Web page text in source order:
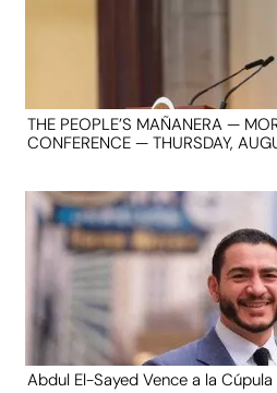
THE PEOPLE’S MAÑANERA —
CONFERENCE — THURSDAY,
Abdul El-Sayed Vence a la